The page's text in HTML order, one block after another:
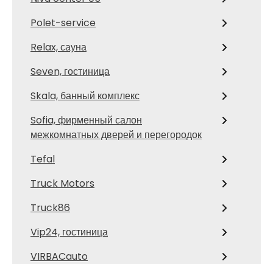
Polet-service
Relax, сауна
Seven, гостиница
Skala, банный комплекс
Sofia, фирменный салон
межкомнатных дверей и перегородок
Tefal
Truck Motors
Truck86
Vip24, гостиница
VIRBACauto